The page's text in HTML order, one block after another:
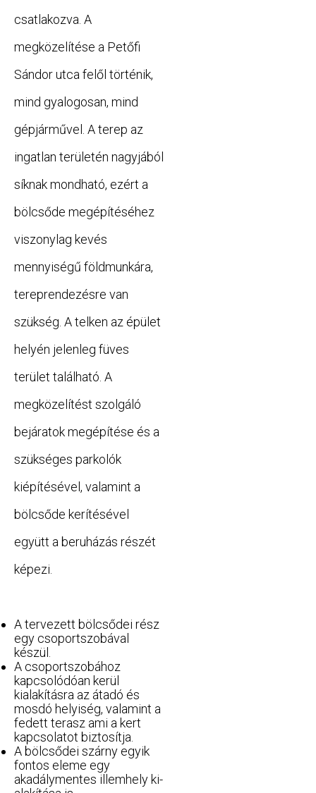
csatlakozva. A
megközelítése a Petőfi
Sándor utca felől történik,
mind gyalogosan, mind
gépjárművel. A terep az
ingat­lan területén nagyjából
síknak mondható, ezért a
bölcsőde megépítéséhez
viszonylag kevés
mennyisé­gű földmunkára,
tereprendezésre van
szükség. A telken az épület
helyén jelenleg füves
terület talál­ható. A
megközelítést szolgáló
bejáratok megépítése és a
szükséges parkolók
kiépítésével, valamint a
bölcsőde kerítésével
együtt a beruházás részét
képezi.
A tervezett bölcsődei rész
egy csoportszobával
készül.
A csoportszobához
kapcsolódóan kerül
kialakításra az átadó és
mosdó helyiség, valamint a
fedett te­rasz ami a kert
kapcsolatot biztosítja.
A bölcsődei szárny egyik
fontos eleme egy
akadálymentes illemhely ki­